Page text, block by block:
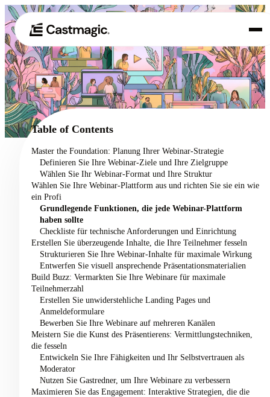
01 Produkt
02 Anwendungsfälle
Preisgestaltung
Über uns
Table of Contents
Master the Foundation: Planung Ihrer Webinar-Strategie
Definieren Sie Ihre Webinar-Ziele und Ihre Zielgruppe
Wählen Sie Ihr Webinar-Format und Ihre Struktur
Wählen Sie Ihre Webinar-Plattform aus und richten Sie sie ein wie
ein Profi
Grundlegende Funktionen, die jede Webinar-Plattform
haben sollte
Checkliste für technische Anforderungen und Einrichtung
Erstellen Sie überzeugende Inhalte, die Ihre Teilnehmer fesseln
Strukturieren Sie Ihre Webinar-Inhalte für maximale Wirkung
Entwerfen Sie visuell ansprechende Präsentationsmaterialien
Build Buzz: Vermarkten Sie Ihre Webinare für maximale
Teilnehmerzahl
Erstellen Sie unwiderstehliche Landing Pages und
Anmeldeformulare
Bewerben Sie Ihre Webinare auf mehreren Kanälen
Meistern Sie die Kunst des Präsentierens: Vermittlungstechniken,
die fesseln
Entwickeln Sie Ihre Fähigkeiten und Ihr Selbstvertrauen als
Moderator
Nutzen Sie Gastredner, um Ihre Webinare zu verbessern
Maximieren Sie das Engagement: Interaktive Strategien, die die